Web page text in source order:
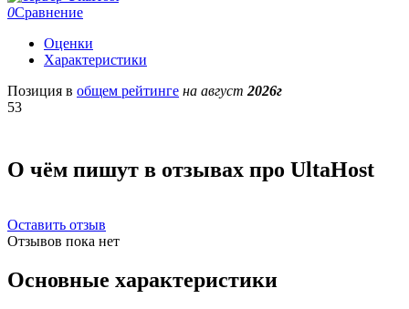
0Сравнение
Оценки
Характеристики
Позиция в общем рейтинге на август 2026г
53
О чём пишут в отзывах про UltaHost
Оставить отзыв
Отзывов пока нет
Основные характеристики